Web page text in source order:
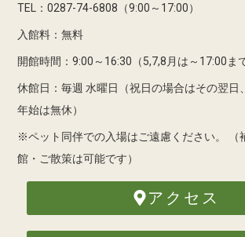
TEL：0287-74-6808（9:00～17:00）
入館料：無料
開館時間：9:00～16:30（5,7,8月は～17:00ま
休館日：毎週 水曜日（祝日の場合はその翌日
年始は無休）
※ペット同伴での入場はご遠慮ください。
館・ご散策は可能です）
アクセス